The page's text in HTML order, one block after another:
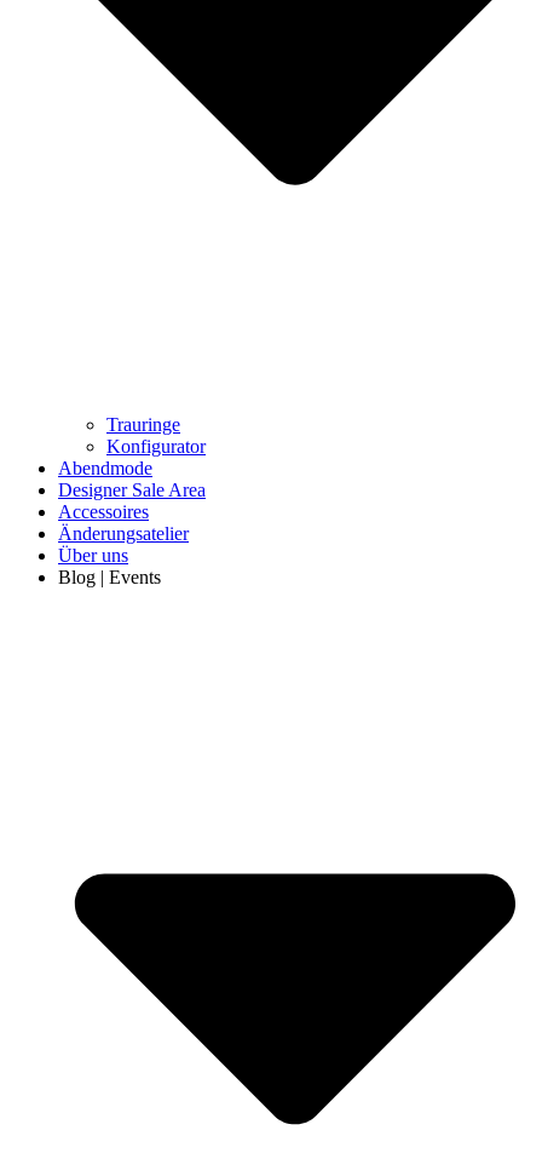
Trauringe
Konfigurator
Abendmode
Designer Sale Area
Accessoires
Änderungsatelier
Über uns
Blog | Events